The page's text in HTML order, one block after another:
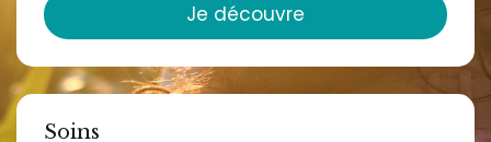
Je découvre
Soins